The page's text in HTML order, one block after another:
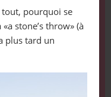
tout, pourquoi se
stone’s throw» (à
plus tard un